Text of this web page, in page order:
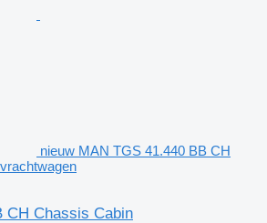
nieuw MAN TGS 41.440 BB CH
CH Chassis Cabin